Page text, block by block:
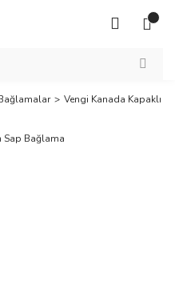
Vengi Kanada Kapaklı